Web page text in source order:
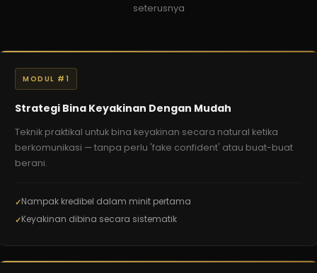
seterusnya
MODUL #1
Strategi Bina Keyakinan Dengan Mudah
Teknik praktikal untuk bina keyakinan secara natural ketika
berkomunikasi — tanpa perlu 'fake confident' atau buat-buat
berani.
Nampak kredibel dalam minit pertama
Keyakinan dibina secara sistematik